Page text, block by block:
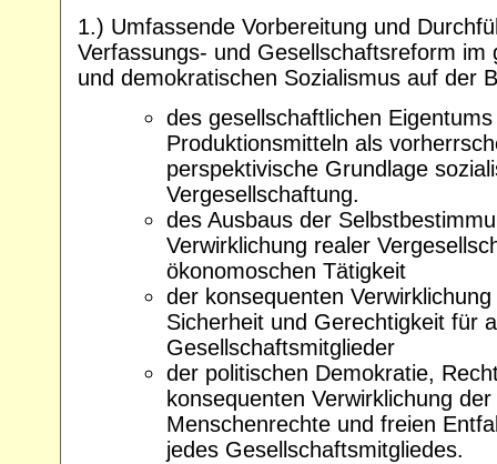
1.) Umfassende Vorbereitung und
Verfassungs- und Gesellschaftsreform im
und demokratischen Sozialismus auf der
des gesellschaftlichen
Produktionsmitteln als
perspektivische Grundlage
Vergesellschaftung.
des Ausbaus der
Verwirklichung realer
ökonomoschen Tätigkeit
der konsequenten
Sicherheit und Gerechtigkeit für
Gesellschaftsmitglieder
der politischen Demokratie,
konsequenten Verwirklichung
Menschenrechte und freien
jedes Gesellschaftsmitgliedes.